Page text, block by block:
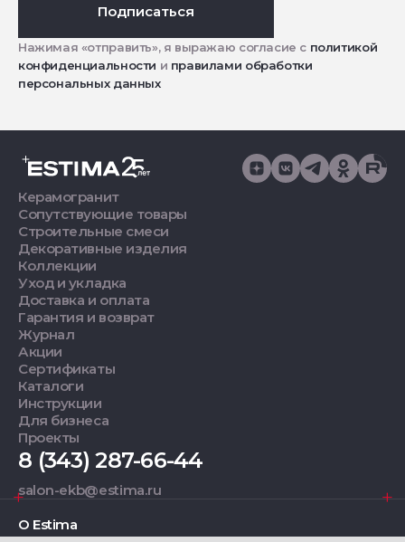
Подписаться
Нажимая «отправить», я выражаю согласие с политикой
конфиденциальности и правилами обработки
персональных данных
Керамогранит
Сопутствующие товары
Строительные смеси
Декоративные изделия
Коллекции
Уход и укладка
Доставка и оплата
Гарантия и возврат
Журнал
Акции
Сертификаты
Каталоги
Инструкции
Для бизнеса
Проекты
8 (343) 287-66-44
salon-ekb@estima.ru
О Estima